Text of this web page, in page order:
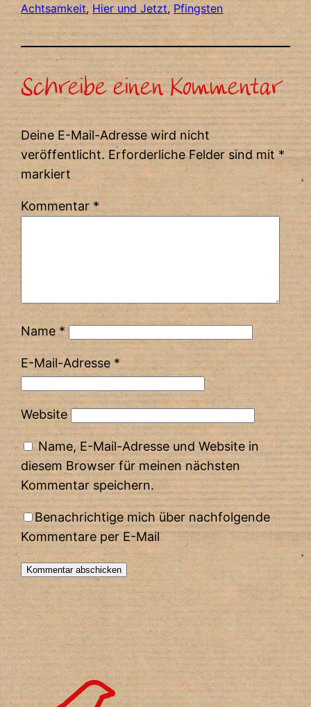
Achtsamkeit, Hier und Jetzt, Pfingsten
Schreibe einen Kommentar
Deine E-Mail-Adresse wird nicht
veröffentlicht. Erforderliche Felder sind mit*
markiert
Kommentar*
Name*
E-Mail-Adresse *
Website
Name, E-Mail-Adresse und Website in
diesem Browser für meinen nächsten
Kommentar speichern.
Benachrichtige mich über nachfolgende
Kommentare per E-Mail
Alternative: